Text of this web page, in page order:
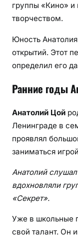
группы «Кино» и
творчеством.
Юность
открытий. Этот
определил его
Ранние годы
Анатолий Цой
Ленинграде в
проявлял
заниматься
Анатолий
вдохновляли
«Секрет».
Уже в школьные
свой талант. Он